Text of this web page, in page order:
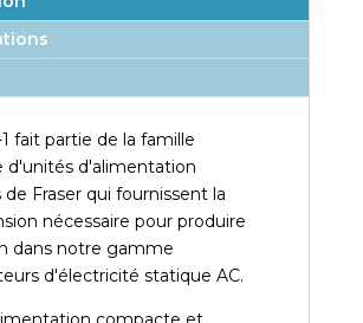
fait partie de la famille
d'unités d'alimentation
de Fraser qui fournissent la
nécessaire pour produire
dans notre gamme
d'électricité statique AC.